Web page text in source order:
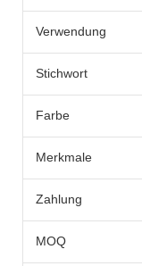
Verwendung
Stichwort
Farbe
Merkmale
Zahlung
MOQ